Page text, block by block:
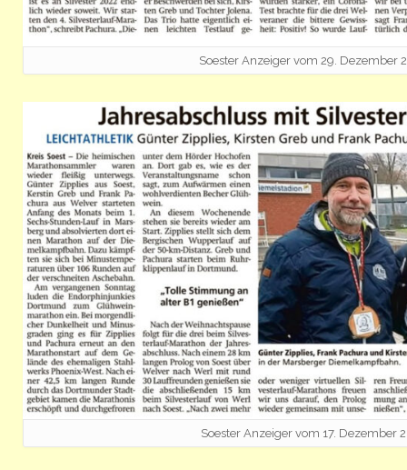
Soester Anzeiger vom 29. Dezember
Soester Anzeiger vom 17. Dezember